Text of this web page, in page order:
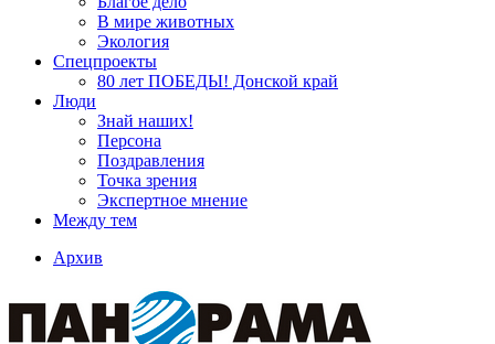
В мире животных
Экология
Спецпроекты
80 лет ПОБЕДЫ! Донской край
Люди
Знай наших!
Персона
Поздравления
Точка зрения
Экспертное мнение
Между тем
Архив